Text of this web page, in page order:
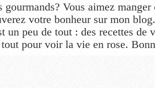
gourmands? Vous aimez
votre bonheur sur mon
un peu de tout : des recettes de
pour voir la vie en rose.